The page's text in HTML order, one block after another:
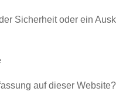
Sicherheit oder ein
auf dieser Website?